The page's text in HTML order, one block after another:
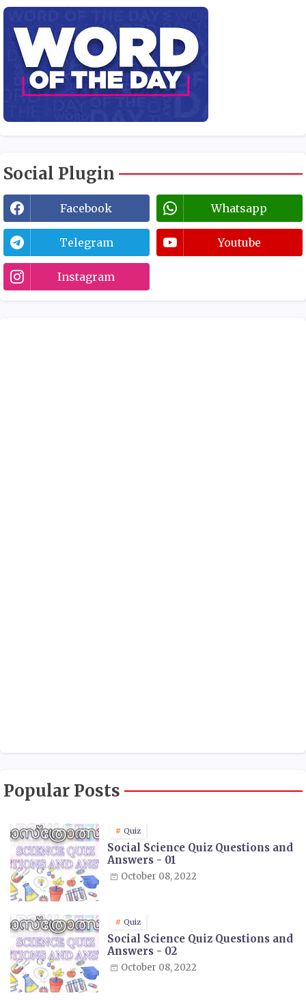
Social Plugin
Facebook Whatsapp
Telegram Youtube
Instagram
Popular Posts
Quiz
Social Science Quiz Questions and
Answers - 01
October 08, 2022
Quiz
Social Science Quiz Questions and
Answers - 02
October 08, 2022